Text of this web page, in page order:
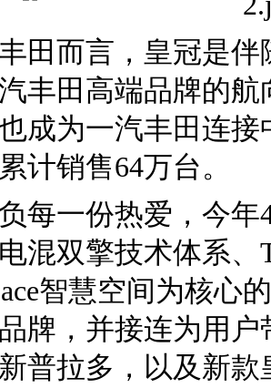
田而言，皇冠是
丰田高端品牌的
成为一汽丰田连
计销售64万台。
每一份热爱，今
混双擎技术体系、
智慧空间为核心
牌，并接连为用
普拉多，以及新